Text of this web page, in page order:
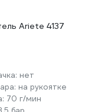
Ariete 4137
нет
на рукоятке
70 г/мин